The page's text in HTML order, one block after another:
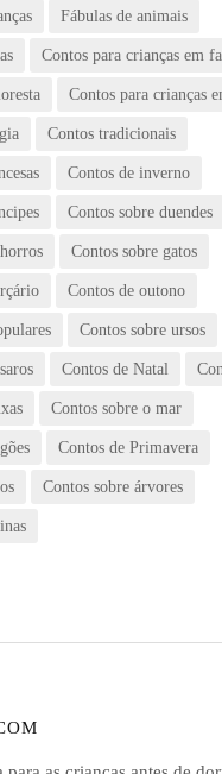
Fábulas de animais
Contos para crianças em
Contos para crianças
Contos tradicionais
Contos de inverno
Contos sobre duendes
Contos sobre gatos
Contos de outono
Contos sobre ursos
Contos de Natal
Contos sobre o mar
Contos de Primavera
Contos sobre árvores